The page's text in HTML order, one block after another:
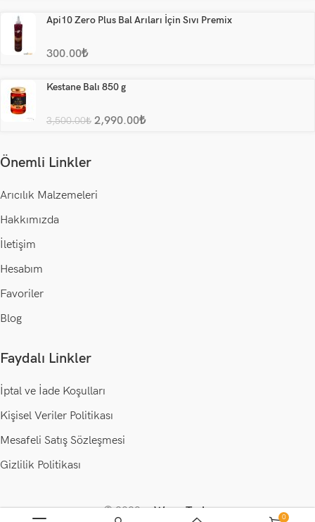
Api10 Zero Plus Bal Arıları İçin Sıvı Premix
300.00₺
Kestane Balı 850 g
3,500.00₺ 2,990.00₺
Önemli Linkler
Arıcılık Malzemeleri
Hakkımızda
İletişim
Hesabım
Favoriler
Blog
Faydalı Linkler
İptal ve İade Koşulları
Kişisel Veriler Politikası
Mesafeli Satış Sözleşmesi
Gizlilik Politikası
© 2023 •Wogo Tech. 0